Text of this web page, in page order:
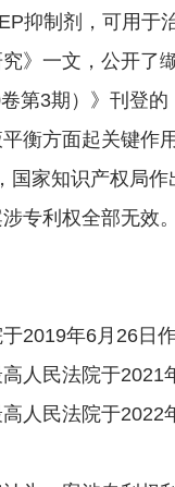
抑制剂，可用于
》一文，公开了
第3期）》刊登
衡方面起关键作
知识产权局作
专利权全部无效
年6月26日作
人民法院于
人民法院于2022